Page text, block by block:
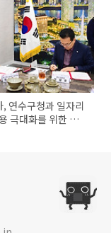
, 연수구청과 일자리
극대화를 위한 업